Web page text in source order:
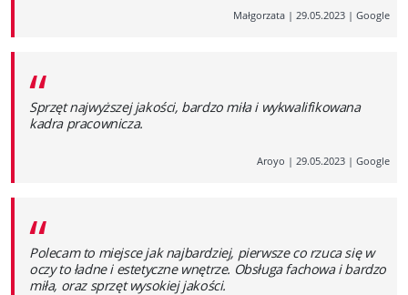
Małgorzata | 29.05.2023 | Google
“
Sprzęt najwyższej jakości, bardzo miła i wykwalifikowana
kadra pracownicza.
Aroyo | 29.05.2023 | Google
“
Polecam to miejsce jak najbardziej, pierwsze co rzuca się w
oczy to ładne i estetyczne wnętrze. Obsługa fachowa i bardzo
miła, oraz sprzęt wysokiej jakości.